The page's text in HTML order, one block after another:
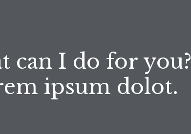
can I do for you?
ipsum dolot.